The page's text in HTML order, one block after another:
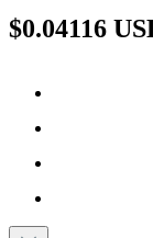
$0.04116